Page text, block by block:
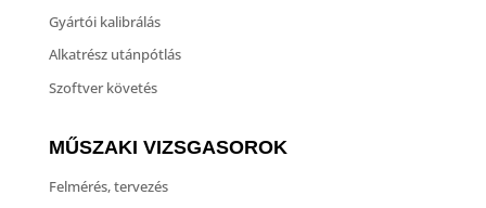
Gyártói kalibrálás
Alkatrész utánpótlás
Szoftver követés
MŰSZAKI VIZSGASOROK
Felmérés, tervezés